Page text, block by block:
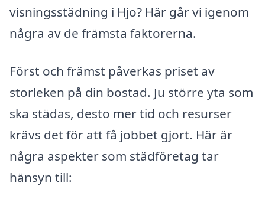
visningsstädning i Hjo? Här går vi igenom
några av de främsta faktorerna.
Först och främst påverkas priset av
storleken på din bostad. Ju större yta som
ska städas, desto mer tid och resurser
krävs det för att få jobbet gjort. Här är
några aspekter som städföretag tar
hänsyn till: